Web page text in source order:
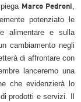
Marco Pedroni,
potenziato le
alimentare e sulla
cambiamento negli
di affrontare con
lanceremo una
che evidenzierà lo
prodotti e servizi. Il